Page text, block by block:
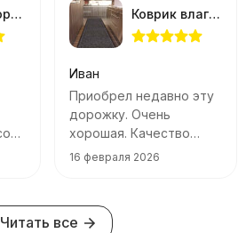
Коврик-дорожка Рифленый против скольжения 0,9*12м черный Коврик влаговпитывающий Холл 90*150см серый
Иван
Приобрел недавно эту
дорожку. Очень
хорошая. Качество
ворса отличное, ничего
доволен. Спасибо!
16 февраля 2026
Читать все